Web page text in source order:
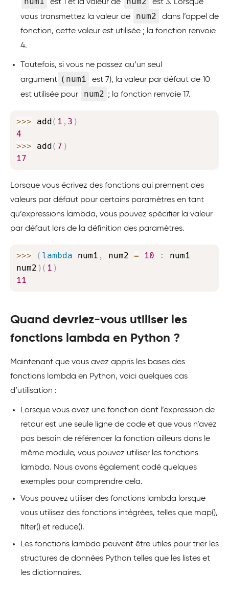
est 1 et la valeur de
est 3. Lorsque
vous transmettez la valeur de
num2
dans l’appel de
fonction, cette valeur est utilisée ; la fonction renvoie
4.
Toutefois, si vous ne passez qu’un seul
argument (num1
est 7), la valeur par défaut de 10
est utilisée pour
num2 ; la fonction renvoie 17.
>>> add( 1 , 3 )
4
>>> add( 7 )
17
Lorsque vous écrivez des fonctions qui prennent des
valeurs par défaut pour certains paramètres en tant
qu’expressions lambda, vous pouvez spécifier la valeur
par défaut lors de la définition des paramètres.
>>> ( lambda num1 , num2 = 10 :
num1
num2 ) ( 1 )
11
Quand devriez-vous utiliser les
fonctions lambda en Python ?
Maintenant que vous avez appris les bases des
fonctions lambda en Python, voici quelques cas
d’utilisation :
Lorsque vous avez une fonction dont l’expression de
retour est une seule ligne de code et que vous n’avez
pas besoin de référencer la fonction ailleurs dans le
même module, vous pouvez utiliser les fonctions
lambda. Nous avons également codé quelques
exemples pour comprendre cela.
Vous pouvez utiliser des fonctions lambda lorsque
vous utilisez des fonctions intégrées, telles que map(),
filter() et reduce().
Les fonctions lambda peuvent être utiles pour trier les
structures de données Python telles que les listes et
les dictionnaires.